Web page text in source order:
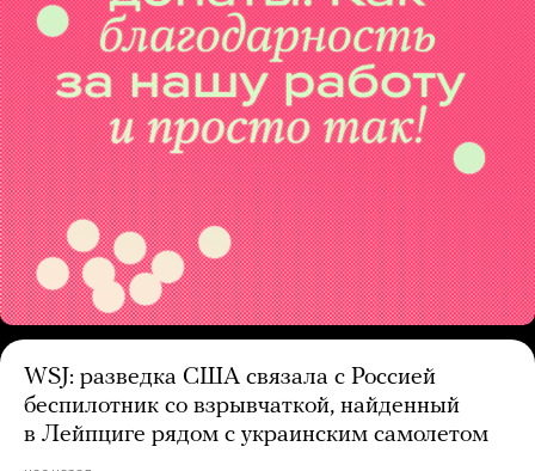
WSJ: разведка США связала с Россией
беспилотник со взрывчаткой, найденный
в Лейпциге рядом с украинским самолетом